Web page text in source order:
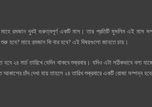
রমজান খুবই গুরুত্বপূর্ণ একটি মাস। তার প্রতিটি মুসলিম এই মাস
হবে? মাহে রমজান কি বার হবে? এই বিষয়গুলো জানতে চায়।
২৪ মার্চ তারিখে যেদিন থাকবে শুক্রবার। যদিও এটা সঠিকভাবে বলা
আকাশের চাঁদ দেখা যায় তাহলে ২৪ তারিখ শুক্রবারে একটি রোজা সম্পন্ন